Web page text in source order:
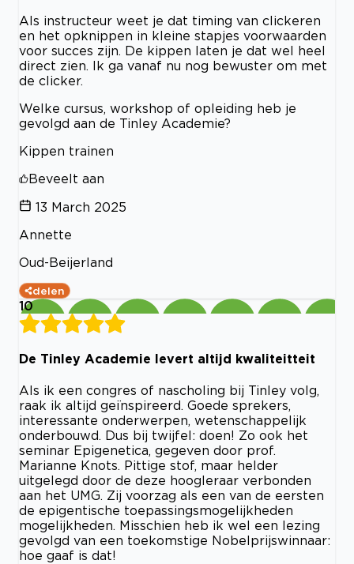
Als instructeur weet je dat timing van clickeren
en het opknippen in kleine stapjes voorwaarden
voor succes zijn. De kippen laten je dat wel heel
direct zien. Ik ga vanaf nu nog bewuster om met
de clicker.
Welke cursus, workshop of opleiding heb je
gevolgd aan de Tinley Academie?
Kippen trainen
Beveelt aan
13 March 2025
Annette
Oud-Beijerland
delen
10
De Tinley Academie levert altijd kwaliteitteit
Als ik een congres of nascholing bij Tinley volg,
raak ik altijd geïnspireerd. Goede sprekers,
interessante onderwerpen, wetenschappelijk
onderbouwd. Dus bij twijfel: doen! Zo ook het
seminar Epigenetica, gegeven door prof.
Marianne Knots. Pittige stof, maar helder
uitgelegd door de deze hoogleraar verbonden
aan het UMG. Zij voorzag als een van de eersten
de epigentische toepassingsmogelijkheden
mogelijkheden. Misschien heb ik wel een lezing
gevolgd van een toekomstige Nobelprijswinnaar:
hoe gaaf is dat!